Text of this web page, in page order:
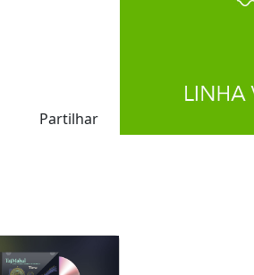
Partilhar